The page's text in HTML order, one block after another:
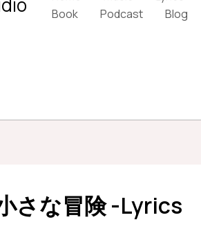
Book
Podcast Blog
さな冒険 -Lyrics